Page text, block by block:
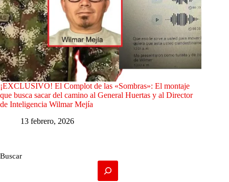
¡EXCLUSIVO! El Complot de las «Sombras»: El montaje
que busca sacar del camino al General Huertas y al Director
de Inteligencia Wilmar Mejía
13 febrero, 2026
Buscar